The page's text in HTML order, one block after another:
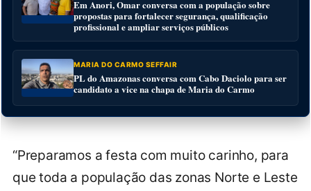
Em Anori, Omar conversa com a população sobre
propostas para fortalecer segurança, qualificação
profissional e ampliar serviços públicos
MARIA DO CARMO SEFFAIR
PL do Amazonas conversa com Cabo Daciolo para ser
candidato a vice na chapa de Maria do Carmo
“Preparamos a festa com muito carinho, para
que toda a população das zonas Norte e Leste